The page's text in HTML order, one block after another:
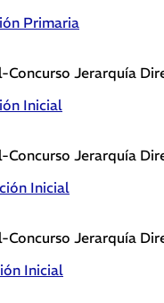
Primaria
Concurso Jerarquía
Inicial
Concurso Jerarquía
Inicial
Concurso Jerarquía
Inicial